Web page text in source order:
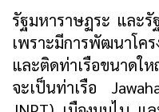
รัฐมหาราษฏระ และรั
เพราะมีการพัฒนาโค
และติดท่าเรือขนาด
จะเป็นท่าเรือ